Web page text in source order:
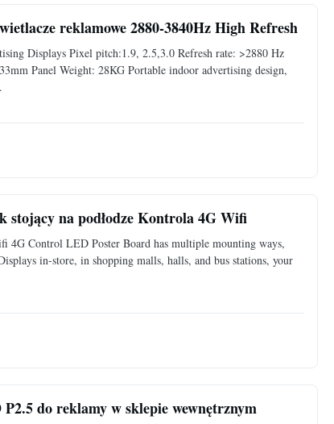
reklamowe 2880-3840Hz High Refresh
Displays Pixel pitch:1.9, 2.5,3.0 Refresh rate: >2880 Hz
Panel Weight: 28KG Portable indoor advertising design,
na podłodze Kontrola 4G Wifi
4G Control LED Poster Board has multiple mounting ways,
in-store, in shopping malls, halls, and bus stations, your
do reklamy w sklepie wewnętrznym